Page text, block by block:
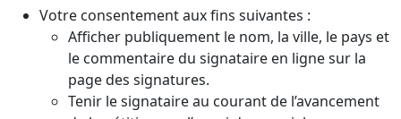
Votre consentement aux fins suivantes :
Afficher publiquement le nom, la ville, le pays et
le commentaire du signataire en ligne sur la
page des signatures.
Tenir le signataire au courant de l’avancement